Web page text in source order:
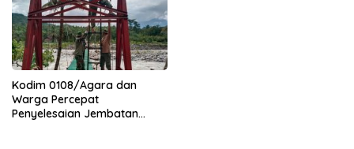
Kodim 0108/Agara dan
Warga Percepat
Penyelesaian Jembatan